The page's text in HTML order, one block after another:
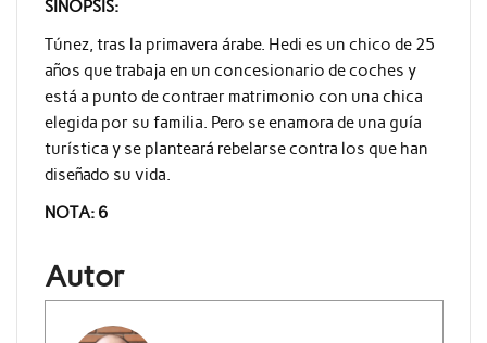
SINOPSIS:
Túnez, tras la primavera árabe. Hedi es un chico de 25
años que trabaja en un concesionario de coches y
está a punto de contraer matrimonio con una chica
elegida por su familia. Pero se enamora de una guía
turística y se planteará rebelarse contra los que han
diseñado su vida.
NOTA: 6
Autor